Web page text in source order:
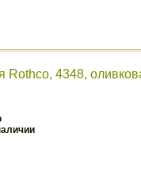
Rothco, 4348,